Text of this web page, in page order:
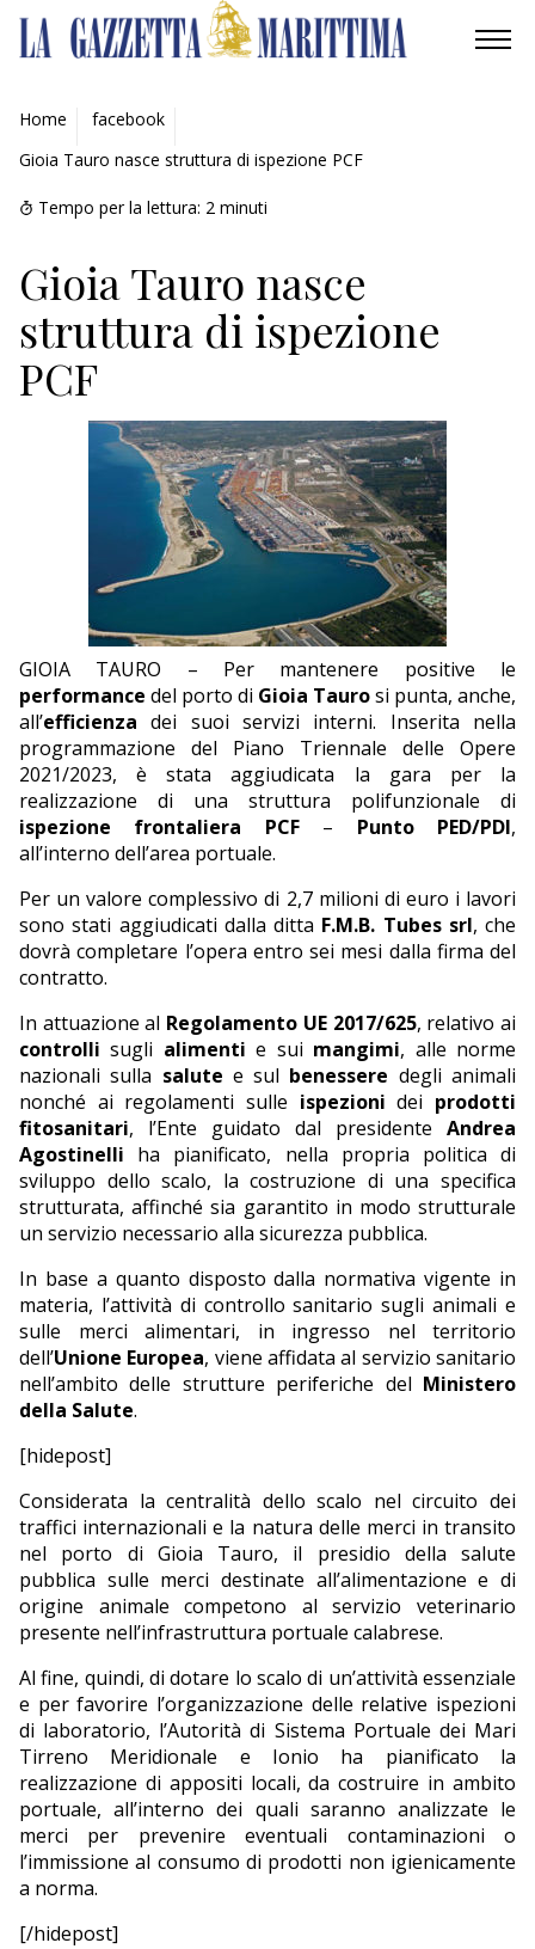
AMBIENTE
MOBILITÀ
INDUSTRIA
RICERCA
ECONOMIA
TURISMO
EDITORIALI
Home
facebook
Gioia Tauro nasce struttura di ispezione PCF
Tempo per la lettura: 2 minuti
Gioia Tauro nasce
struttura di ispezione
PCF
GIOIA TAURO – Per mantenere positive le
performance del porto di Gioia Taurosi punta, anche,
all’efficienza dei suoi servizi interni. Inserita nella
programmazione del Piano Triennale delle Opere
2021/2023, è stata aggiudicata la gara per la
realizzazione di una struttura polifunzionale di
ispezione frontaliera PCF– Punto PED/PDI,
all’interno dell’area portuale.
Per un valore complessivo di 2,7 milioni di euro i lavori
sono stati aggiudicati dalla ditta F.M.B. Tubes srl, che
dovrà completare l’opera entro sei mesi dalla firma del
contratto.
In attuazione al Regolamento UE 2017/625, relativo ai
controlli sugli alimenti e sui mangimi, alle norme
nazionali sulla salute e sul benessere degli animali
nonché ai regolamenti sulle ispezioni dei prodotti
fitosanitari, l’Ente guidato dal presidente Andrea
Agostinelli ha pianificato, nella propria politica di
sviluppo dello scalo, la costruzione di una specifica
strutturata, affinché sia garantito in modo strutturale
un servizio necessario alla sicurezza pubblica.
In base a quanto disposto dalla normativa vigente in
materia, l’attività di controllo sanitario sugli animali e
sulle merci alimentari, in ingresso nel territorio
dell’Unione Europea, viene affidata al servizio sanitario
nell’ambito delle strutture periferiche del Ministero
della Salute.
[hidepost]
Considerata la centralità dello scalo nel circuito dei
traffici internazionali e la natura delle merci in transito
nel porto di Gioia Tauro, il presidio della salute
pubblica sulle merci destinate all’alimentazione e di
origine animale competono al servizio veterinario
presente nell’infrastruttura portuale calabrese.
Al fine, quindi, di dotare lo scalo di un’attività essenziale
e per favorire l’organizzazione delle relative ispezioni
di laboratorio, l’Autorità di Sistema Portuale dei Mari
Tirreno Meridionale e Ionio ha pianificato la
realizzazione di appositi locali, da costruire in ambito
portuale, all’interno dei quali saranno analizzate le
merci per prevenire eventuali contaminazioni o
l’immissione al consumo di prodotti non igienicamente
a norma.
[/hidepost]